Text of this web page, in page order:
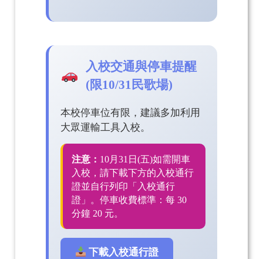
入校交通與停車提醒
(限10/31民歌場)
本校停車位有限，建議多加利用
大眾運輸工具入校。
注意： 10月31日(五)如需開車
入校，請下載下方的入校通行
證並自行列印「入校通行
證」。停車收費標準：每 30
分鐘 20 元。
下載入校通行證